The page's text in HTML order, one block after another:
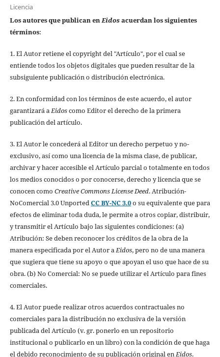
Licencia
Los autores que publican enEidosacuerdan los siguientes
términos:
1. El Autor retiene el copyright del "Artículo", por el cual se
entiende todos los objetos digitales que pueden resultar de la
subsiguiente publicación o distribución electrónica.
2. En conformidad con los términos de este acuerdo, el autor
garantizará aEidoscomo Editor el derecho de la primera
publicación del artículo.
3. El Autor le concederá al Editor un derecho perpetuo y no-
exclusivo, así como una licencia de la misma clase, de publicar,
archivar y hacer accesible el Artículo parcial o totalmente en todos
los medios conocidos o por conocerse, derecho y licencia que se
conocen como Creative Commons License Deed. Atribución-
NoComercial 3.0 UnportedCC BY-NC 3.0o su equivalente que para
efectos de eliminar toda duda, le permite a otros copiar, distribuir,
y transmitir el Artículo bajo las siguientes condiciones: (a)
Atribución: Se deben reconocer los créditos de la obra de la
manera especificada por el Autor aEidos, pero no de una manera
que sugiera que tiene su apoyo o que apoyan el uso que hace de su
obra. (b) No Comercial: No se puede utilizar el Artículo para fines
comerciales.
4. El Autor puede realizar otros acuerdos contractuales no
comerciales para la distribución no exclusiva de la versión
publicada del Artículo (v. gr. ponerlo en un repositorio
institucional o publicarlo en un libro) con la condición de que haga
el debido reconocimiento de su publicación original enEidos.